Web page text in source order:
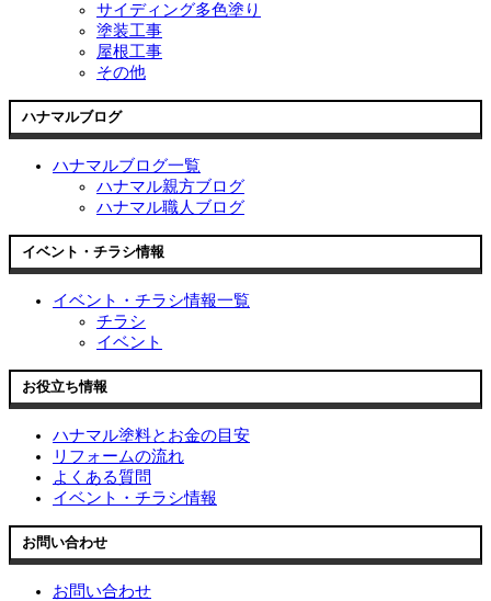
サイディング多色塗り
塗装工事
屋根工事
その他
ハナマルブログ
ハナマルブログ一覧
ハナマル親方ブログ
ハナマル職人ブログ
イベント・チラシ情報
イベント・チラシ情報一覧
チラシ
イベント
お役立ち情報
ハナマル塗料とお金の目安
リフォームの流れ
よくある質問
イベント・チラシ情報
お問い合わせ
お問い合わせ